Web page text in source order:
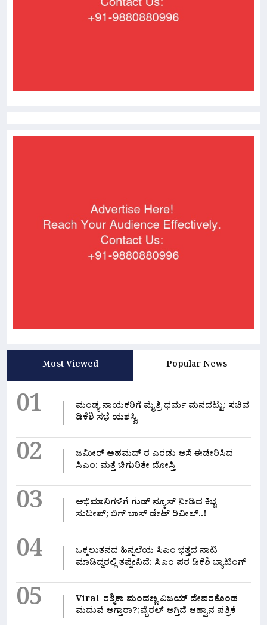
Most Viewed Popular News
01
ಮಂಡ್ಯ ನಾಯಕರಿಗೆ ಮೈತ್ರಿ ಧರ್ಮ ಮನದಟ್ಟು: ಸಚಿವ
ಡಿಕೆಶಿ ಸಭೆ ಯಶಸ್ವಿ
02
ಜಮೀರ್ ಅಹಮದ್ ರ ಎರಡು ಆಸೆ ಈಡೇರಿಸಿದ
ಸಿಎಂ: ಮತ್ತೆ ಚಿಗುರಿತೇ ದೋಸ್ತಿ
03
ಅಭಿಮಾನಿಗಳಿಗೆ ಗುಡ್ ನ್ಯೂಸ್ ನೀಡಿದ ಕಿಚ್ಚ
ಸುದೀಪ್; ಬಿಗ್ ಬಾಸ್ ಡೇಟ್ ರಿವೀಲ್..!
04
ಒಕ್ಕಲುತನದ ಹಿನ್ನಲೆಯ ಸಿಎಂ ಭತ್ತದ ನಾಟಿ
ಮಾಡಿದ್ದರಲ್ಲಿ‌ ತಪ್ಪೇನಿದೆ: ಸಿಎಂ ಪರ ಡಿಕೆಶಿ ಬ್ಯಾಟಿಂಗ್
05
Viral-ರಶ್ಮಿಕಾ ಮಂದಣ್ಣ ವಿಜಯ್ ದೇವರಕೊಂಡ
ಮದುವೆ ಆಗ್ತಾರಾ?;ವೈರಲ್ ಆಗ್ತಿದೆ ಆಹ್ವಾನ ಪತ್ರಿಕೆ